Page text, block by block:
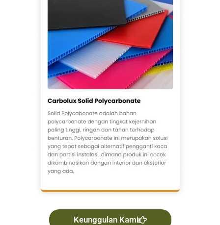
Keunggulan Kami